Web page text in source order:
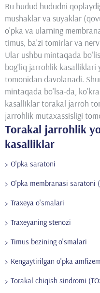
Bu hudud hududni
mushaklar va suyaklar
o'pka va ularning
timus, ba'zi tomirlar va
Ular ushbu mintaqada
bog'liq jarrohlik kasalliklari
tomonidan davolanadi.
mintaqada bo'lsa-da,
kasalliklar torakal jarroh
jarrohlik mutaxassisligi
Torakal jarrohlik
kasalliklar
O'pka saratoni
O'pka membranasi saratoni
Traxeya o'smalari
Traxeyaning stenozi
Timus bezining o'smalari
Kengaytirilgan o'pka
Torakal chiqish sindromi